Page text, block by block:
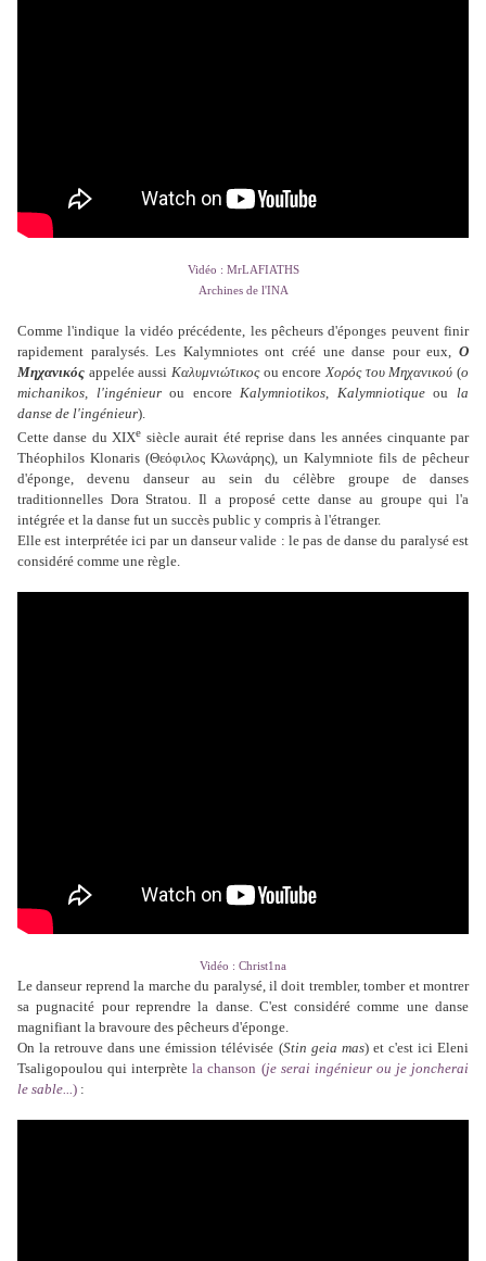
Vidéo : MrLAFIATHS
Archines de l'INA
Comme l'indique la vidéo précédente, les pêcheurs d'éponges peuvent finir
rapidement paralysés.Les Kalymniotes ont créé une danse pour eux,Ο
Μηχανικός appelée aussi Καλυμνιώτικοςou encoreΧορός του Μηχανικού (o
michanikos, l'ingénieurou encoreKalymniotikos, Kalymniotiqueoula
danse de l'ingénieur).
Cette danse du XIXe siècle aurait été reprise dans les années cinquante par
Théophilos Klonaris (Θεόφιλος Κλωνάρης), un Kalymniote fils de pêcheur
d'éponge, devenu danseur au sein du célèbre groupe de danses
traditionnelles Dora Stratou. Il a proposé cette danse au groupe qui l'a
intégrée et la danse fut un succès public y compris à l'étranger.
Elle est interprétée ici par un danseur valide : le pas de danse du paralysé est
considéré comme une règle.
Vidéo : Christ1na
Le danseur reprend la marche du paralysé, il doit trembler, tomber et montrer
sa pugnacité pour reprendre la danse. C'est considéré comme une danse
magnifiant la bravoure des pêcheurs d'éponge.
On la retrouve dans une émission télévisée (Stin geia mas) et c'est ici Eleni
Tsaligopoulou qui interprètela chanson (je serai ingénieur ou je joncherai
le sable... ) :